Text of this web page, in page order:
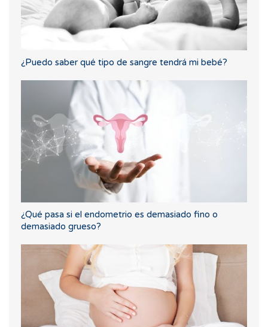
¿Puedo saber qué tipo de sangre tendrá mi bebé?
¿Qué pasa si el endometrio es demasiado fino o
demasiado grueso?